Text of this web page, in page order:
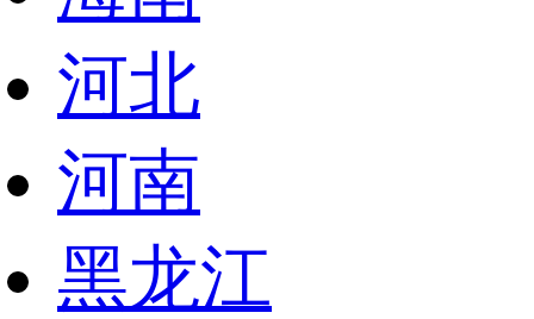
河北
河南
黑龙江